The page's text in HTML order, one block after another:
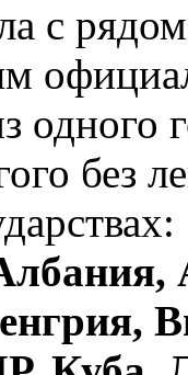
с
одного
без